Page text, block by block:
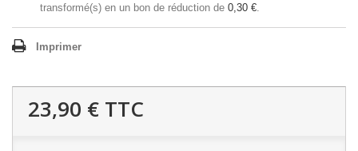
transformé(s) en un bon de réduction de 0,30 €.
Imprimer
23,90 € TTC